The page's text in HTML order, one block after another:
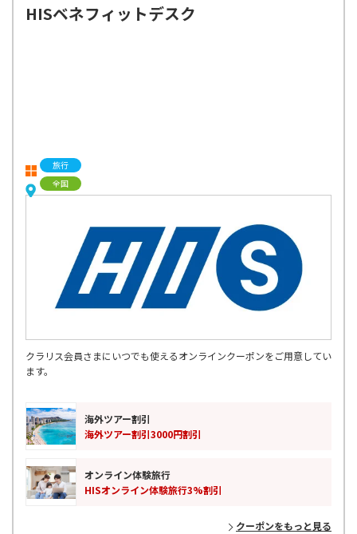
HISベネフィットデスク
旅行
全国
クラリス会員さまにいつでも使えるオンラインクーポンをご用意してい
ます。
海外ツアー割引
海外ツアー割引3000円割引
オンライン体験旅行
HISオンライン体験旅行3%割引
クーポンをもっと見る